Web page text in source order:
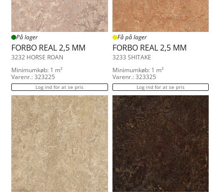
På lager
FORBO REAL 2,5 MM
3232 HORSE ROAN
Minimumkøb: 1 m²
Varenr.: 323225
Log ind for at se pris
Få på lager
FORBO REAL 2,5 MM
3233 SHITAKE
Minimumkøb: 1 m²
Varenr.: 323325
Log ind for at se pris